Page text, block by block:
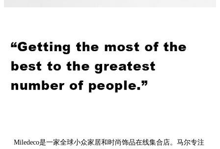
Miledeco是一家全球小众家居和时尚饰品在线集合店。马尔专注